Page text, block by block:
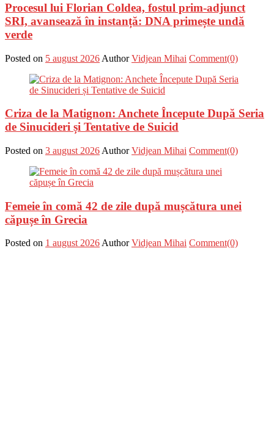
Procesul lui Florian Coldea, fostul prim-adjunct
SRI, avansează în instanță: DNA primește undă
verde
Posted on 5 august 2026 Author Vidjean Mihai Comment(0)
Criza de la Matignon: Anchete Începute După Seria
de Sinucideri și Tentative de Suicid
Posted on 3 august 2026 Author Vidjean Mihai Comment(0)
Femeie în comă 42 de zile după mușcătura unei
căpușe în Grecia
Posted on 1 august 2026 Author Vidjean Mihai Comment(0)